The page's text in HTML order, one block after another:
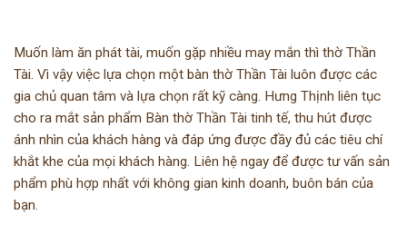
Muốn làm ăn phát tài, muốn gặp nhiều may mắn thì thờ Thần
Tài. Vì vậy việc lựa chọn một bàn thờ Thần Tài luôn được các
gia chủ quan tâm và lựa chọn rất kỹ càng. Hưng Thịnh liên tục
cho ra mắt sản phẩm Bàn thờ Thần Tài tinh tế, thu hút được
ánh nhìn của khách hàng và đáp ứng được đầy đủ các tiêu chí
khắt khe của mọi khách hàng. Liên hệ ngay để được tư vấn sản
phẩm phù hợp nhất với không gian kinh doanh, buôn bán của
bạn.